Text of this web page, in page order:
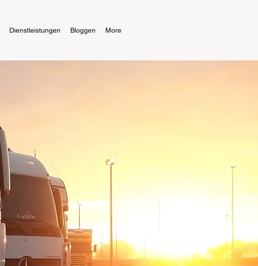
Dienstleistungen Bloggen More